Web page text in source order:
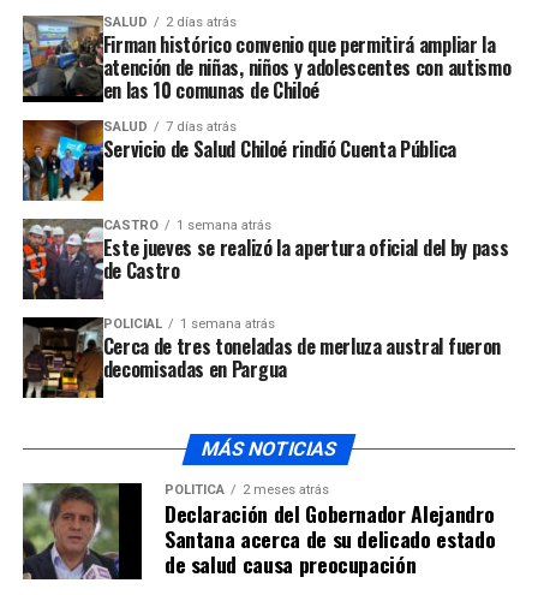
SALUD 2 días atrás
Firman histórico convenio que permitirá ampliar la
atención de niñas, niños y adolescentes con autismo
en las 10 comunas de Chiloé
SALUD 7 días atrás
Servicio de Salud Chiloé rindió Cuenta Pública
CASTRO 1 semana atrás
Este jueves se realizó la apertura oficial del by pass
de Castro
POLICIAL 1 semana atrás
Cerca de tres toneladas de merluza austral fueron
decomisadas en Pargua
MÁS NOTICIAS
POLÍTICA 2 meses atrás
Declaración del Gobernador Alejandro
Santana acerca de su delicado estado
de salud causa preocupación